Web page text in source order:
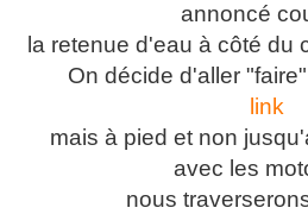
annoncé
la retenue d'eau à côté du
On décide d'aller
link
mais à pied et non
avec les
nous